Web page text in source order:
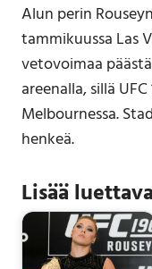
Alun perin
tammikuussa Las
vetovoimaa
areenalla, sillä
Melbournessa.
henkeä.
Lisää